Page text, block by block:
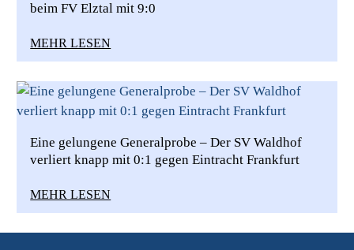
beim FV Elztal mit 9:0
MEHR LESEN
Eine gelungene Generalprobe – Der SV Waldhof
verliert knapp mit 0:1 gegen Eintracht Frankfurt
MEHR LESEN